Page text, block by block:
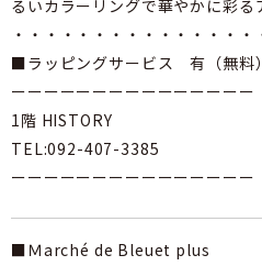
るいカラーリングで華やかに彩る
・・・・・・・・・・・・・・・
■ラッピングサービス 有（無料）
ーーーーーーーーーーーーーーー
1階 HISTORY
TEL:092-407-3385
ーーーーーーーーーーーーーーー
■Ｍarché de Bleuet plus